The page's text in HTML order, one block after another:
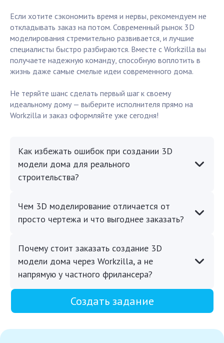
Если хотите сэкономить время и нервы, рекомендуем не
откладывать заказ на потом. Современный рынок 3D
моделирования стремительно развивается, и лучшие
специалисты быстро разбираются. Вместе с Workzilla вы
получаете надежную команду, способную воплотить в
жизнь даже самые смелые идеи современного дома.
Не теряйте шанс сделать первый шаг к своему
идеальному дому — выберите исполнителя прямо на
Workzilla и заказ оформляйте уже сегодня!
Как избежать ошибок при создании 3D
модели дома для реального
строительства?
Чем 3D моделирование отличается от
просто чертежа и что выгоднее заказать?
Почему стоит заказать создание 3D
модели дома через Workzilla, а не
напрямую у частного фрилансера?
Создать задание